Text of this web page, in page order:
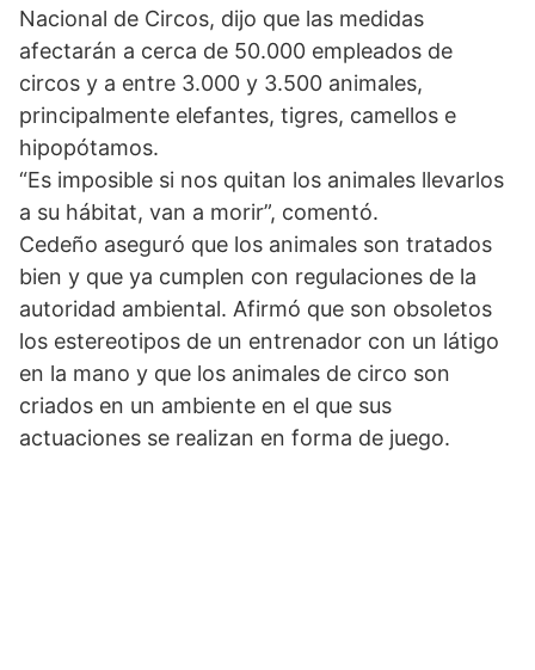
Nacional de Circos, dijo que las medidas
afectarán a cerca de 50.000 empleados de
circos y a entre 3.000 y 3.500 animales,
principalmente elefantes, tigres, camellos e
hipopótamos.
“Es imposible si nos quitan los animales llevarlos
a su hábitat, van a morir”, comentó.
Cedeño aseguró que los animales son tratados
bien y que ya cumplen con regulaciones de la
autoridad ambiental. Afirmó que son obsoletos
los estereotipos de un entrenador con un látigo
en la mano y que los animales de circo son
criados en un ambiente en el que sus
actuaciones se realizan en forma de juego.